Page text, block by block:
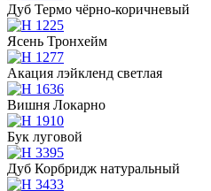
Дуб Термо чёрно-коричневый
Ясень Тронхейм
Акация лэйкленд светлая
Вишня Локарно
Бук луговой
Дуб Корбридж натуральный